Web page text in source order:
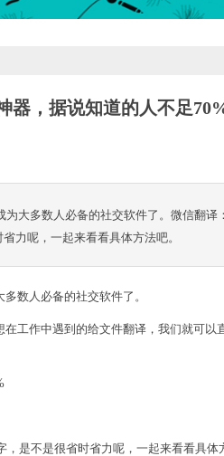
器，据说知道的人不足
大多数人必备的社交软件了。微信翻译
力呢，一起来看看具体方法吧。
数人必备的社交软件了。
工作中遇到的给文件翻译，我们就可以
，是不是很省时省力呢，一起来看看具体